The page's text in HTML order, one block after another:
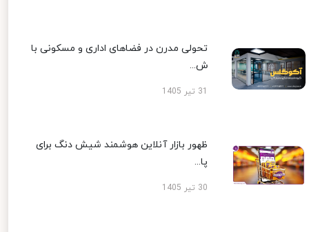
تحولی مدرن در فضاهای اداری و مسکونی با
ش...
ظهور بازار آنلاین هوشمند شیش دنگ برای
پا...
30 تیر 1405